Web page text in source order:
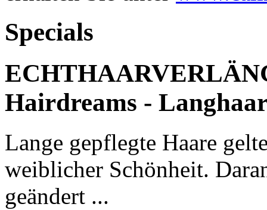
Specials
Hairdreams -
Lange gepflegte Haare
weiblicher Schönheit.
geändert ...